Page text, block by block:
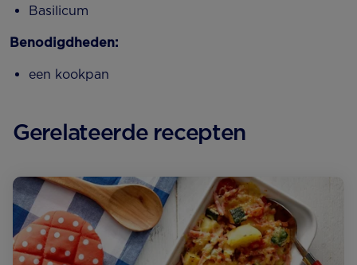
Basilicum
Benodigdheden:
een kookpan
Gerelateerde recepten